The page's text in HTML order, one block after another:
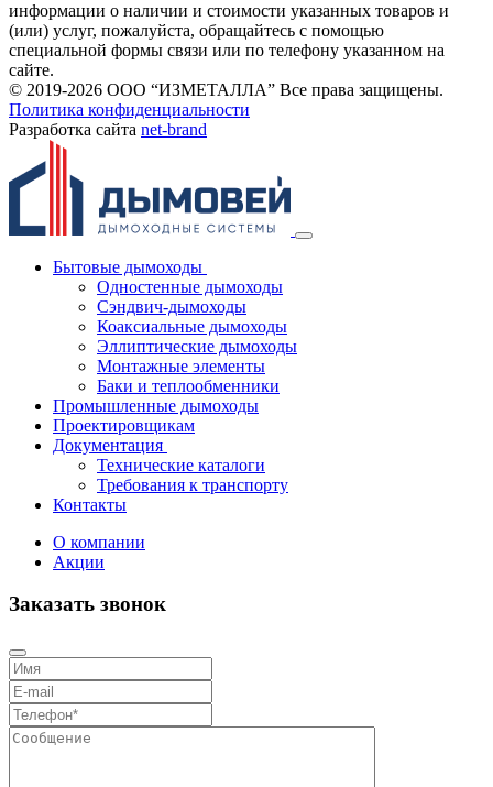
информации о наличии и стоимости указанных товаров и
(или) услуг, пожалуйста, обращайтесь с помощью
специальной формы связи или по телефону указанном на
сайте.
© 2019-2026 ООО “ИЗМЕТАЛЛА” Все права защищены.
Политика конфиденциальности
Разработка сайта net-brand
Бытовые дымоходы
Одностенные дымоходы
Сэндвич-дымоходы
Коаксиальные дымоходы
Эллиптические дымоходы
Монтажные элементы
Баки и теплообменники
Промышленные дымоходы
Проектировщикам
Документация
Технические каталоги
Требования к транспорту
Контакты
О компании
Акции
Заказать звонок